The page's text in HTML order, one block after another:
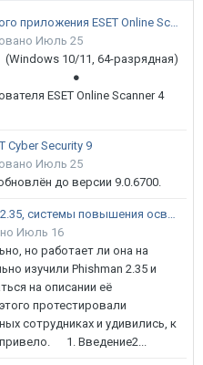
Новая версия бесплатного приложения ESET Online Scanner доступна пользователям
Июль 25
(Windows 10/11, 64-разрядная)
ESET Online Scanner 4
Cyber Security 9
Июль 25
до версии 9.0.6700.
Тестирование Phishman 2.35, системы повышения осведомлённости пользователей в сфере ИБ
Июль 16
но работает ли она на
изучили Phishman 2.35 и
на описании её
протестировали
сотрудниках и удивились, к
привело. 1. Введение2...